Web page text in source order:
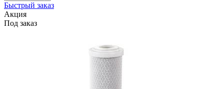
Быстрый заказ
Акция
Под заказ